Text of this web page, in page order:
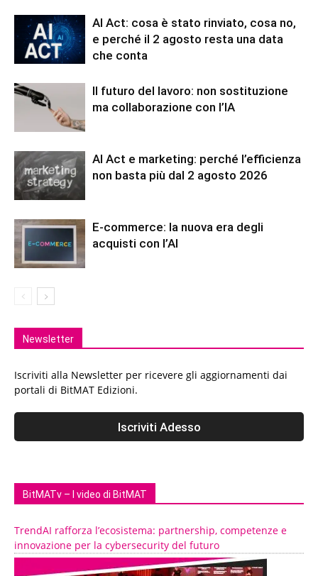
AI Act: cosa è stato rinviato, cosa no,
e perché il 2 agosto resta una data
che conta
Il futuro del lavoro: non sostituzione
ma collaborazione con l’IA
AI Act e marketing: perché l’efficienza
non basta più dal 2 agosto 2026
E-commerce: la nuova era degli
acquisti con l’AI
Newsletter
Iscriviti alla Newsletter per ricevere gli aggiornamenti dai
portali di BitMAT Edizioni.
BitMATv – I video di BitMAT
TrendAI rafforza l’ecosistema: partnership, competenze e
innovazione per la cybersecurity del futuro